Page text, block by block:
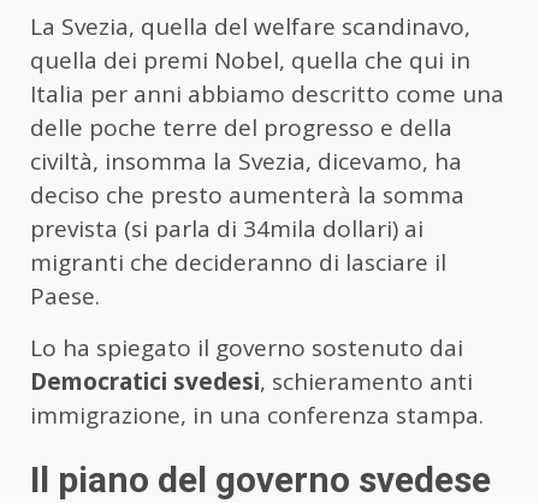
La Svezia, quella del welfare scandinavo,
quella dei premi Nobel, quella che qui in
Italia per anni abbiamo descritto come una
delle poche terre del progresso e della
civiltà, insomma la Svezia, dicevamo, ha
deciso che presto aumenterà la somma
prevista (si parla di 34mila dollari) ai
migranti che decideranno di lasciare il
Paese.
Lo ha spiegato il governo sostenuto dai
Democratici svedesi, schieramento anti
immigrazione, in una conferenza stampa.
Il piano del governo svedese